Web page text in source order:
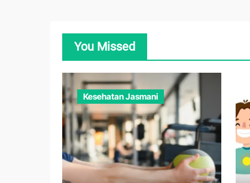
You Missed
Kesehatan Jasmani